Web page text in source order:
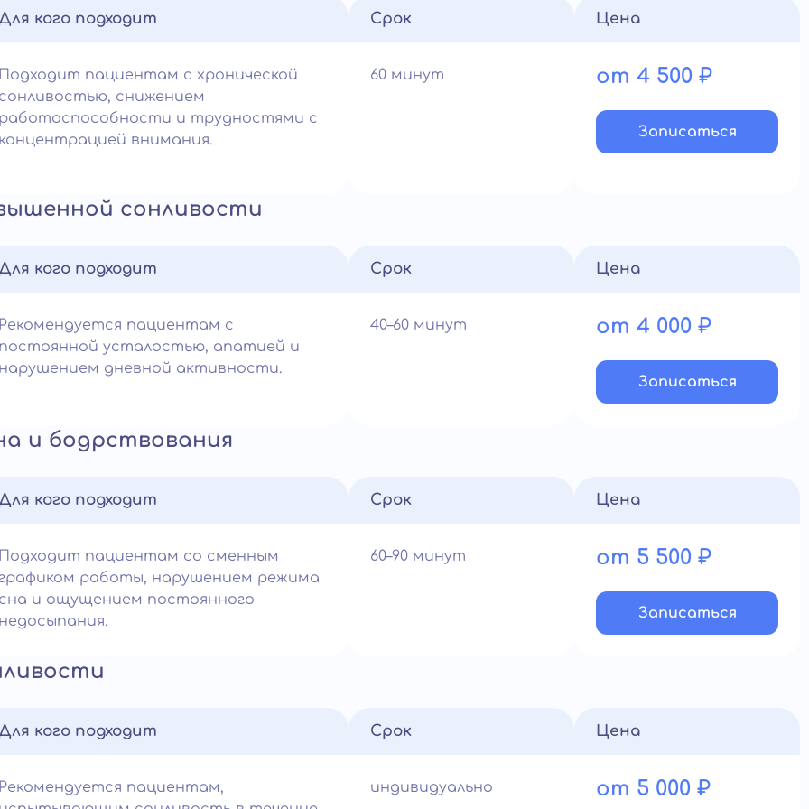
кого подходит
пациентам с хронической
снижением
и трудностями с
внимания.
Срок
60 минут
Цена
от 4 500 ₽
Записатьcя
сонливости
кого подходит
пациентам с
усталостью, апатией и
дневной активности.
Срок
40–60 минут
Цена
от 4 000 ₽
Записатьcя
и бодрствования
кого подходит
пациентам со сменным
работы, нарушением режима
и ощущением постоянного
Срок
60–90 минут
Цена
от 5 500 ₽
Записатьcя
кого подходит
пациентам,
Срок
индивидуально
Цена
от 5 000 ₽